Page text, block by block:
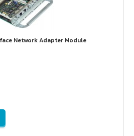
Network Adapter Module